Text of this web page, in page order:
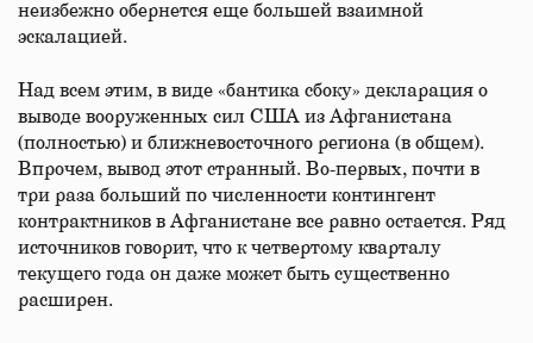
неизбежно обернется еще большей взаимной
эскалацией.
Над всем этим, в виде «бантика сбоку» декларация о
выводе вооруженных сил США из Афганистана
(полностью) и ближневосточного региона (в общем).
Впрочем, вывод этот странный. Во-первых, почти в
три раза больший по численности контингент
контрактников в Афганистане все равно остается. Ряд
источников говорит, что к четвертому кварталу
текущего года он даже может быть существенно
расширен.